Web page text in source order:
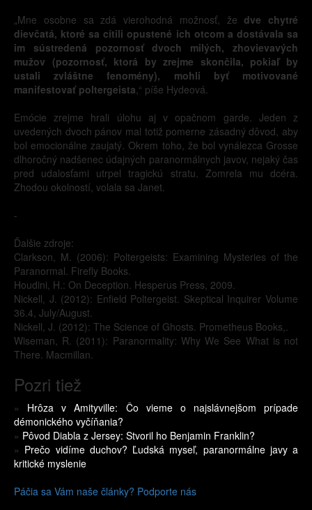
„Mne osobne sa zdá vierohodná možnosť, žedve chytré
dievčatá, ktoré sa cítili opustené ich otcom a dostávala sa
im sústredená pozornosť dvoch milých, zhovievavých
mužov (pozornosť, ktorá by zrejme skončila, pokiaľ by
ustali zvláštne fenomény), mohli byť motivované
manifestovať poltergeista,“ píše Hydeová.
Emócie zrejme hrali úlohu aj v opačnom garde. Jeden z
uvedených dvoch pánov mal totiž pomerne zásadný dôvod, aby
bol emocionálne zaujatý. Okrem toho, že bol vynálezca Grosse
dlhoročný nadšenec údajných paranormálnych javov, nejaký čas
pred udalosťami utrpel tragickú stratu. Zomrela mu dcéra.
Zhodou okolností, volala sa Janet.
-
Ďalšie zdroje:
Clarkson, M. (2006): Poltergeists: Examining Mysteries of the
Paranormal. Firefly Books.
Houdini, H.: On Deception. Hesperus Press, 2009.
Nickell, J. (2012): Enfield Poltergeist. Skeptical Inquirer Volume
36.4, July/August.
Nickell, J. (2012): The Science of Ghosts. Prometheus Books,.
Wiseman, R. (2011): Paranormality: Why We See What is not
There. Macmillan.
Pozri tiež
» Hrôza v Amityville: Čo vieme o najslávnejšom prípade
démonického vyčíňania?
» Pôvod Diabla z Jersey: Stvoril ho Benjamin Franklin?
» Prečo vidíme duchov? Ľudská myseľ, paranormálne javy a
kritické myslenie
Páčia sa Vám naše články? Podporte nás